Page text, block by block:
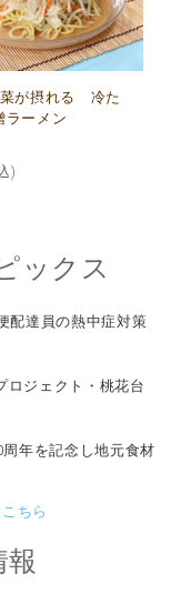
が摂れる 冷た
ラーメン
)
ックス
配達員の熱中症対策
ロジェクト・桃花台
年を記念し地元食材
ちら